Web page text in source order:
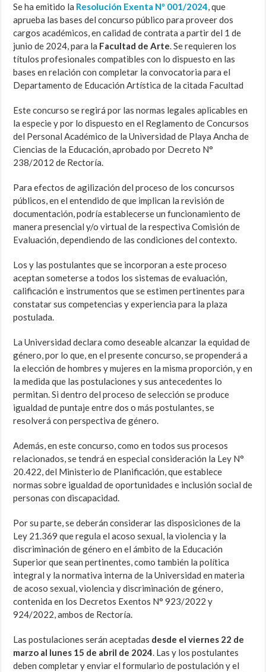
Se ha emitido la Resolución Exenta Nº 001/2024, que
aprueba las bases del concurso público para proveer dos
cargos académicos, en calidad de contrata a partir del 1 de
junio de 2024, para la Facultad de Arte. Se requieren los
títulos profesionales compatibles con lo dispuesto en las
bases en relación con completar la convocatoria para el
Departamento de Educación Artística de la citada Facultad
Este concurso se regirá por las normas legales aplicables en
la especie y por lo dispuesto en el Reglamento de Concursos
del Personal Académico de la Universidad de Playa Ancha de
Ciencias de la Educación, aprobado por Decreto N°
238/2012 de Rectoría.
Para efectos de agilización del proceso de los concursos
públicos, en el entendido de que implican la revisión de
documentación, podría establecerse un funcionamiento de
manera presencial y/o virtual de la respectiva Comisión de
Evaluación, dependiendo de las condiciones del contexto.
Los y las postulantes que se incorporan a este proceso
aceptan someterse a todos los sistemas de evaluación,
calificación e instrumentos que se estimen pertinentes para
constatar sus competencias y experiencia para la plaza
postulada.
La Universidad declara como deseable alcanzar la equidad de
género, por lo que, en el presente concurso, se propenderá a
la elección de hombres y mujeres en la misma proporción, y en
la medida que las postulaciones y sus antecedentes lo
permitan. Si dentro del proceso de selección se produce
igualdad de puntaje entre dos o más postulantes, se
resolverá con perspectiva de género.
Además, en este concurso, como en todos sus procesos
relacionados, se tendrá en especial consideración la Ley N°
20.422, del Ministerio de Planificación, que establece
normas sobre igualdad de oportunidades e inclusión social de
personas con discapacidad.
Por su parte, se deberán considerar las disposiciones de la
Ley 21.369 que regula el acoso sexual, la violencia y la
discriminación de género en el ámbito de la Educación
Superior que sean pertinentes, como también la política
integral y la normativa interna de la Universidad en materia
de acoso sexual, violencia y discriminación de género,
contenida en los Decretos Exentos N° 923/2022 y
924/2022, ambos de Rectoría.
Las postulaciones serán aceptadas desde el viernes 22 de
marzo al lunes 15 de abril de 2024. Las y los postulantes
deben completar y enviar el formulario de postulación y el